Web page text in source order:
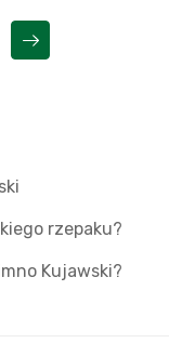
rzepaku?
Kujawski?